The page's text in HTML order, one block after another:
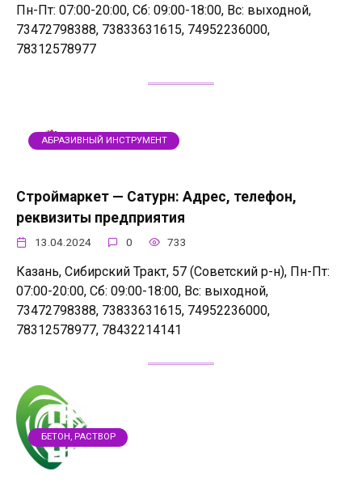
Пн-Пт: 07:00-20:00, Сб: 09:00-18:00, Вс: выходной,
73472798388, 73833631615, 74952236000,
78312578977
АБРАЗИВНЫЙ ИНСТРУМЕНТ
Строймаркет — Сатурн: Адрес, телефон,
реквизиты предприятия
13.04.2024 0 733
Казань, Сибирский Тракт, 57 (Советский р-н), Пн-Пт:
07:00-20:00, Сб: 09:00-18:00, Вс: выходной,
73472798388, 73833631615, 74952236000,
78312578977, 78432214141
БЕТОН, РАСТВОР